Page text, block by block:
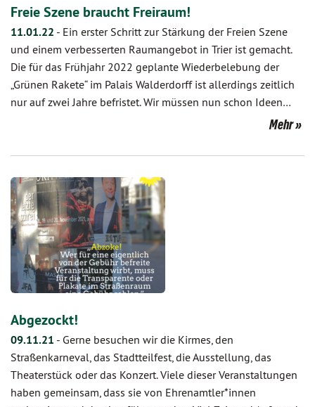
Freie Szene braucht Freiraum!
11.01.22 - Ein erster Schritt zur Stärkung der Freien Szene
und einem verbesserten Raumangebot in Trier ist gemacht.
Die für das Frühjahr 2022 geplante Wiederbelebung der
„Grünen Rakete“ im Palais Walderdorff ist allerdings zeitlich
nur auf zwei Jahre befristet. Wir müssen nun schon Ideen…
Mehr
Abgezockt!
09.11.21 - Gerne besuchen wir die Kirmes, den
Straßenkarneval, das Stadtteilfest, die Ausstellung, das
Theaterstück oder das Konzert. Viele dieser Veranstaltungen
haben gemeinsam, dass sie von Ehrenamtler*innen